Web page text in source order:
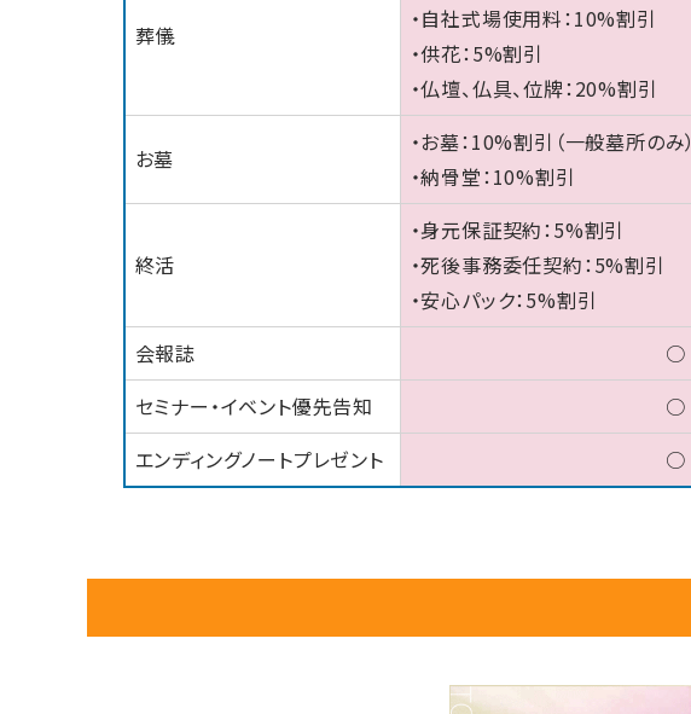
葬儀
・自社式場使用料：10%割引
・供花：5%割引
・仏壇、仏具、位牌：20%割引
お墓
・お墓：10%割引（一般墓所のみ）
・納骨堂：10%割引
終活
・身元保証契約：5%割引
・死後事務委任契約：5%割引
・安心パック：5%割引
会報誌
○
セミナー・イベント優先告知
○
エンディングノートプレゼント
○